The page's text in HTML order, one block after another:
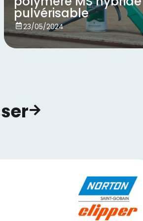
pulvérisable
23/05/2024
Voir